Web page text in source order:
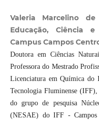
Valeria Marcelino
Educação, Ciência
Campus Campos
Doutora em Ciências
Professora do Mestrado
Licenciatura em Química do
Tecnologia Fluminense (IFF),
do grupo de pesquisa
(NESAE) do IFF -